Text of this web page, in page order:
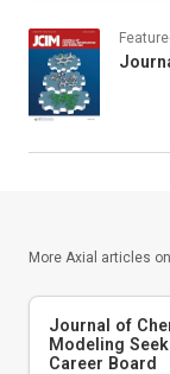
More Axial articles on
Journal of
Modeling
Career Board